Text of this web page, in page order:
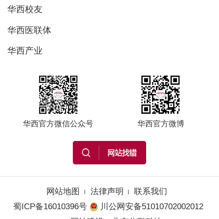
华西校友
华西医联体
华西产业
华西官方微信公众号 华西官方微博
网站地图 法律声明
联系我们
蜀ICP备16010396号
川公网安备51010702002012